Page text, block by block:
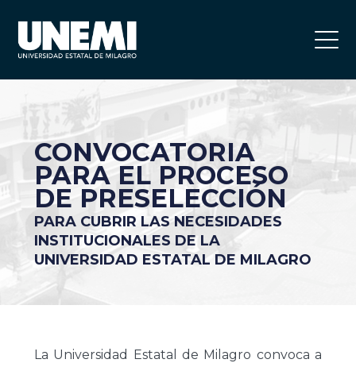
CONVOCATORIA
PARA EL PROCESO
DE PRESELECCIÓN
PARA CUBRIR LAS NECESIDADES
INSTITUCIONALES DE LA
UNIVERSIDAD ESTATAL DE MILAGRO
La Universidad Estatal de Milagro convoca a